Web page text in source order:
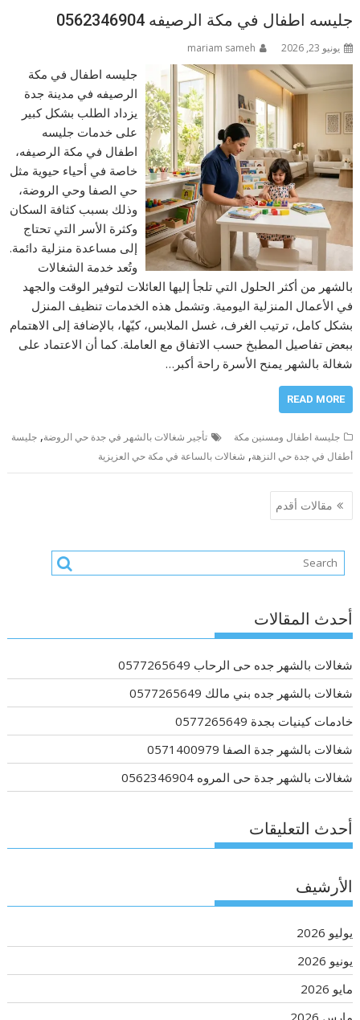
جليسه اطفال في مكة الرصيفه 0562346904
يونيو 23, 2026 mariam sameh
جليسه اطفال في مكة
الرصيفه في مدينة جدة
يزداد الطلب بشكل كبير
على خدمات جليسه
اطفال في مكة الرصيفه،
خاصة في أحياء حيوية مثل
حي الصفا وحي الروضة،
وذلك بسبب كثافة السكان
وكثرة الأسر التي تحتاج
إلى مساعدة منزلية دائمة.
وتُعد خدمة الشغالات
بالشهر من أكثر الحلول التي تلجأ إليها العائلات لتوفير الوقت والجهد
في الأعمال المنزلية اليومية. وتشمل هذه الخدمات تنظيف المنزل
بشكل كامل، ترتيب الغرف، غسل الملابس، كيّها، بالإضافة إلى الاهتمام
ببعض تفاصيل المطبخ حسب الاتفاق مع العاملة. كما أن الاعتماد على
شغالة بالشهر يمنح الأسرة راحة أكبر…
READ MORE
جليسة اطفال ومسنين مكة تأجير شغالات بالشهر في جدة حي الروضة,جليسة
أطفال في جدة حي النزهة, شغالات بالساعة في مكة حي العزيزية
تصفّح
المقالات
مقالات أقدم
أحدث المقالات
شغالات بالشهر جده حى الرحاب 0577265649
شغالات بالشهر جده بني مالك 0577265649
خادمات كينيات بجدة 0577265649
شغالات بالشهر جدة الصفا 0571400979
شغالات بالشهر جدة حى المروه 0562346904
أحدث التعليقات
الأرشيف
يوليو 2026
يونيو 2026
مايو 2026
مارس 2026